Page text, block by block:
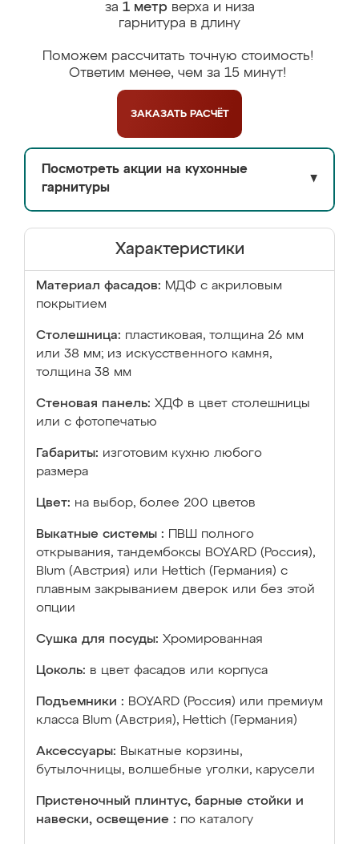
за 1 метрверха и низа
гарнитура в длину
Поможем рассчитать точную стоимость!
Ответим менее, чем за 15 минут!
ЗАКАЗАТЬ РАСЧЁТ
Посмотреть акции на кухонные
гарнитуры
▼
Характеристики
Материал фасадов: МДФ с акриловым
покрытием
Столешница: пластиковая, толщина 26 мм
или 38 мм; из искусственного камня,
толщина 38 мм
Стеновая панель: ХДФ в цвет столешницы
или с фотопечатью
Габариты: изготовим кухню любого
размера
Цвет: на выбор, более 200 цветов
Выкатные системы :
ПВШ полного
открывания, тандембоксы BOYARD (Россия),
Blum (Австрия) или Hettich (Германия) с
плавным закрыванием дверок или без этой
опции
Сушка для посуды: Хромированная
Цоколь: в цвет фасадов или корпуса
Подъемники : BOYARD (Россия) или премиум
класса Blum (Австрия), Hettich (Германия)
Аксессуары: Выкатные корзины,
бутылочницы, волшебные уголки, карусели
Пристеночный плинтус, барные стойки и
навески, освещение : по каталогу